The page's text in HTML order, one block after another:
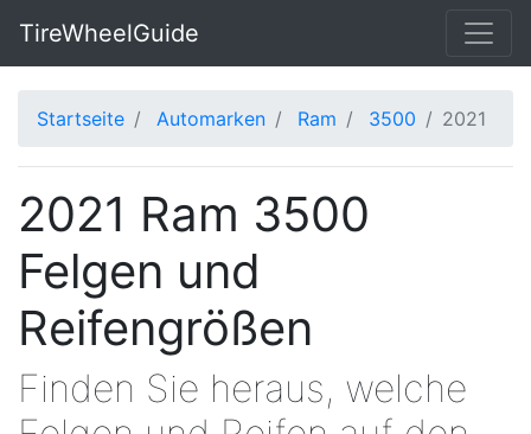
TireWheelGuide
Startseite Automarken Ram 3500 2021
2021 Ram 3500
Felgen und
Reifengrößen
Finden Sie heraus, welche